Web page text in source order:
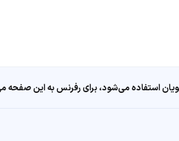
استفاده می‌شود، برای رفرنس به این صفحه